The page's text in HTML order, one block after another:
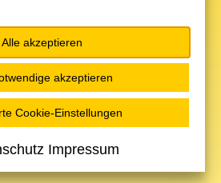
BADEN-WÜRTTEMBERG
Alle akzeptieren
akzeptieren
Cookie-Einstellungen
Impressum